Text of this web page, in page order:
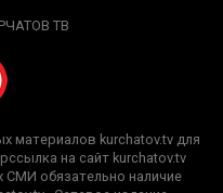
ТВ
материалов kurchatov.tv для
на сайт kurchatov.tv
СМИ обязательно наличие